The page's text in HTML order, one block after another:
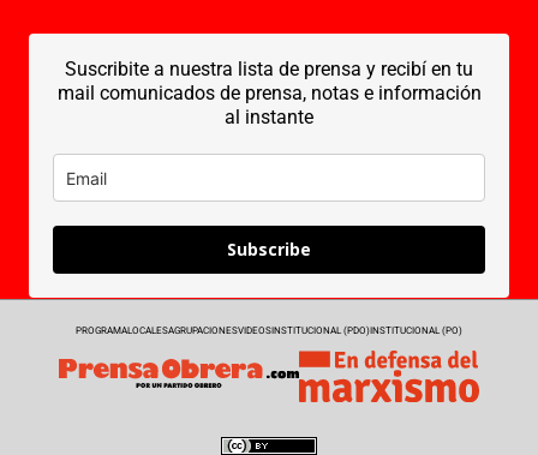
Suscribite a nuestra lista de prensa y recibí en tu
mail comunicados de prensa, notas e información
al instante
Subscribe
PROGRAMALOCALESAGRUPACIONESVIDEOSINSTITUCIONAL (PDO)INSTITUCIONAL (PO)